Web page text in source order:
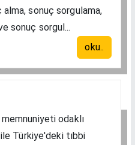
sonuç sorgulama,
sonuç sorgul...
oku..
odaklı
Türkiye'deki tıbbi